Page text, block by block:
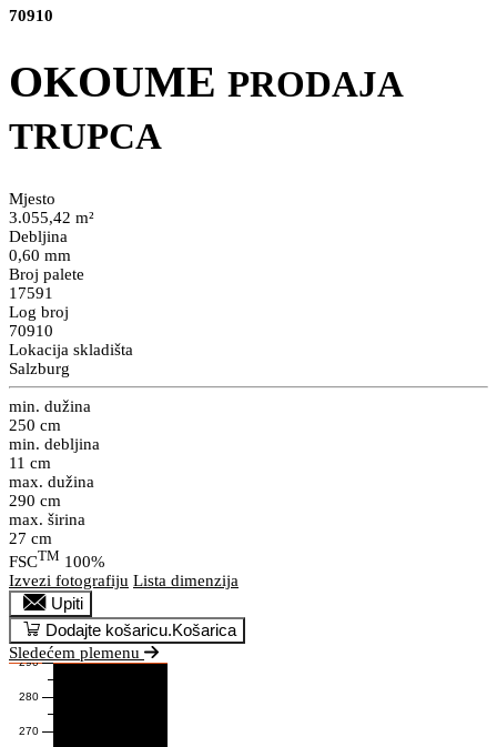
70910
OKOUME PRODAJA
TRUPCA
Mjesto
3.055,42 m²
Debljina
0,60 mm
Broj palete
17591
Log broj
70910
Lokacija skladišta
Salzburg
min. dužina
250 cm
min. debljina
11 cm
max. dužina
290 cm
max. širina
27 cm
FSCTM 100%
Izvezi fotografiju Lista dimenzija
Upiti
Dodajte košaricu.Košarica
Sledećem plemenu
270
280
290